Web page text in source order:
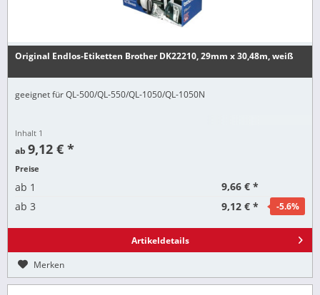
Original Endlos-Etiketten Brother DK22210, 29mm x 30,48m, weiß
geeignet für QL-500/QL-550/QL-1050/QL-1050N
Inhalt 1
ab9,12 € *
Preise
ab 1
9,66 € *
ab 3 9,12 € * -5.6%
Artikeldetails
Merken